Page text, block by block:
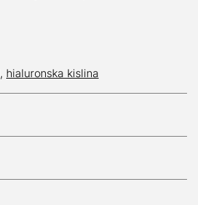
, hialuronska kislina